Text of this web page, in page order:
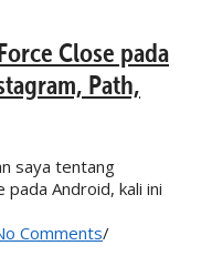
Close pada
Path,
saya tentang
Android, kali ini
Comments/